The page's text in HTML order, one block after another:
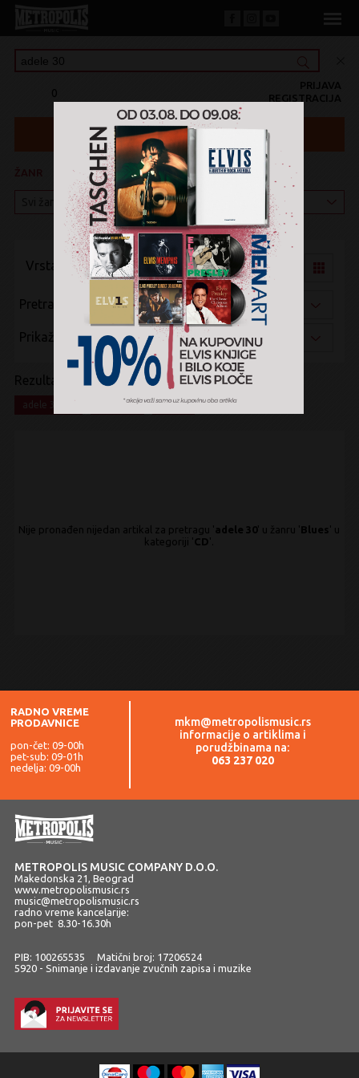
0 REGISTRACIJA
PRIJAVA
KATEGORIJA
Vrsta pregleda:
Pretraži po:
Prikaži po:
Rezultati pretrage:
x CD x
Nije pronađen nijedan artikal za pretragu 'adele 30' u žanru 'Blues ' u
kategoriji 'CD'.
RADNO VREME
PRODAVNICE
pon-čet: 09-00h
pet-sub: 09-01h
nedelja: 09-00h
mkm@metropolismusic.rs
informacije o artiklima i
porudžbinama na:
063 237 020
METROPOLIS MUSIC COMPANY D.O.O.
Makedonska 21, Beograd
www.metropolismusic.rs
music@metropolismusic.rs
radno vreme kancelarije:
pon-pet 8.30-16.30h
PIB: 100265535 Matični broj: 17206524
5920 - Snimanje i izdavanje zvučnih zapisa i muzike